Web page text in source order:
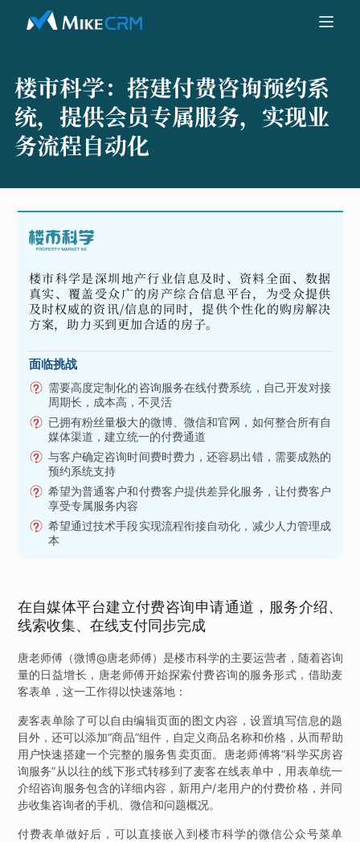
楼市科学： 搭建付费咨询预约系
统，提供会员专属服务，实现业
务流程自动化
楼市科学是深圳地产行业信息及时、资料全面、数据
真实、覆盖受众广的房产综合信息平台，为受众提供
及时权威的资讯/信息的同时，提供个性化的购房解决
方案，助力买到更加合适的房子。
面临挑战
需要高度定制化的咨询服务在线付费系统，自己开发对接
周期长，成本高，不灵活
已拥有粉丝量极大的微博、微信和官网，如何整合所有自
媒体渠道，建立统一的付费通道
与客户确定咨询时间费时费力，还容易出错，需要成熟的
预约系统支持
希望为普通客户和付费客户提供差异化服务，让付费客户
享受专属服务内容
希望通过技术手段实现流程衔接自动化，减少人力管理成
本
在自媒体平台建立付费咨询申请通道，服务介绍、
线索收集、在线支付同步完成
唐老师傅（微博@唐老师傅）是楼市科学的主要运营者，随着咨询
量的日益增长，唐老师傅开始探索付费咨询的服务形式，借助麦
客表单，这一工作得以快速落地：
麦客表单除了可以自由编辑页面的图文内容，设置填写信息的题
目外，还可以添加“商品”组件，自定义商品名称和价格，从而帮助
用户快速搭建一个完整的服务售卖页面。唐老师傅将“科学买房咨
询服务”从以往的线下形式转移到了麦客在线表单中，用表单统一
介绍咨询服务包含的详细内容，新用户/老用户的付费价格，并同
步收集咨询者的手机、微信和问题概况。
付费表单做好后，可以直接嵌入到楼市科学的微信公众号菜单